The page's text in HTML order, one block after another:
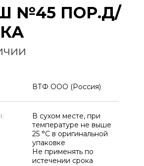
№45 ПОР.Д/
ВТФ ООО (Россия)
В сухом месте, при
температуре не выше
25 °C в оригинальной
упаковке
Не применять по
истечении срока